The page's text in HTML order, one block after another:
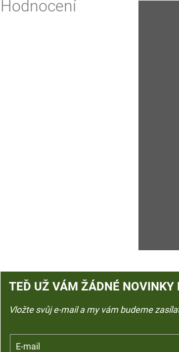
Hodnocení
TEĎ UŽ VÁM ŽÁDNÉ NOVINKY
Vložte svůj e-mail a my vám budeme
E-mail